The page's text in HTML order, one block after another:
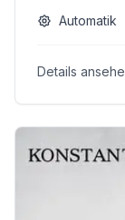
Automatik
Details